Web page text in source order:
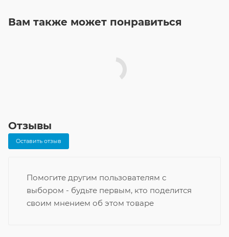
Вам также может понравиться
Отзывы
Оставить отзыв
Помогите другим пользователям с
выбором - будьте первым, кто поделится
своим мнением об этом товаре